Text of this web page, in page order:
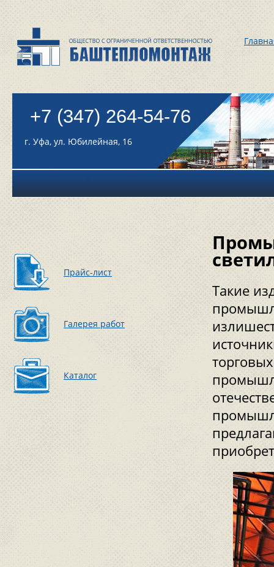
+7 (347) 264-54-76
г. Уфа, ул. Юбилейная, 16
Прайс-лист
Галерея работ
Каталог
Такие